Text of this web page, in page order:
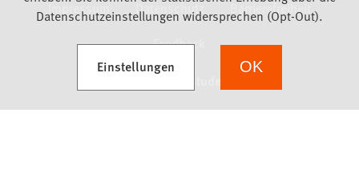
Impressum Datenschutz
Barrierefreiheit
Feedback
Datenschutzeinstellungen widersprechen (Opt-Out).
Einstellungen
(Öffnet in einem neuen Tab) OK